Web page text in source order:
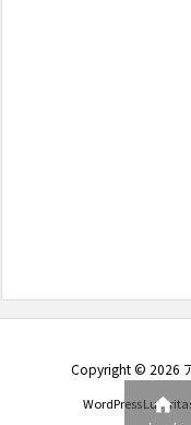
Copyright © 2026
WordPress 